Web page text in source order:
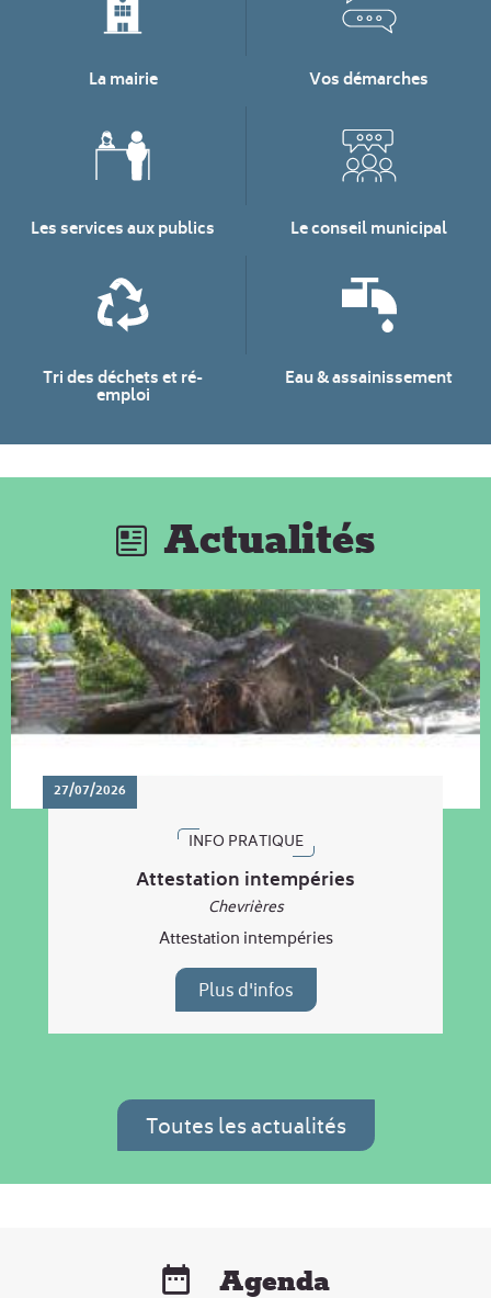
La mairie Vos démarches
Les services aux publics Le conseil municipal
Tri des déchets et ré-
emploi
Eau & assainissement
Actualités
27/07/2026
INFO PRATIQUE
Attestation intempéries
Chevrières
Attestation intempéries
Plus d'infos
Toutes les actualités
Agenda